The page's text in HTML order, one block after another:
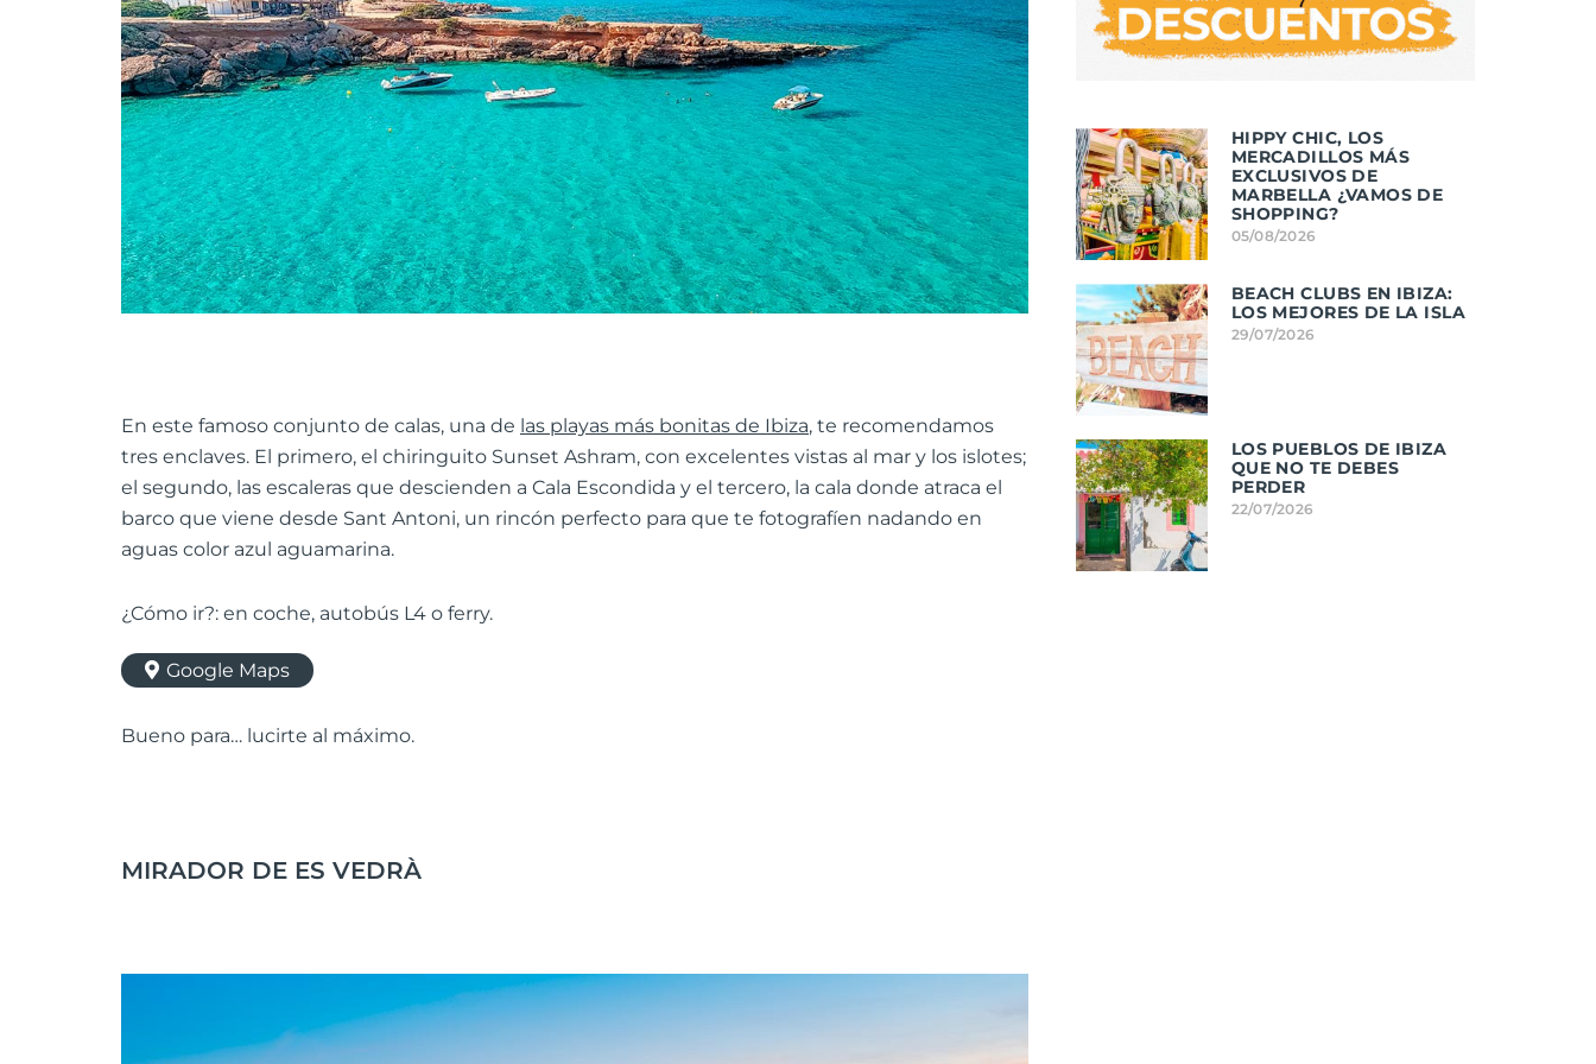
En este famoso conjunto de calas, una de las playas más bonitas de Ibiza, te recomendamos
tres enclaves. El primero, el chiringuito Sunset Ashram, con excelentes vistas al mar y los islotes;
el segundo, las escaleras que descienden a Cala Escondida y el tercero, la cala donde atraca el
barco que viene desde Sant Antoni, un rincón perfecto para que te fotografíen nadando en
aguas color azul aguamarina.
¿Cómo ir?: en coche, autobús L4 o ferry.
Google Maps
Bueno para… lucirte al máximo.
MIRADOR DE ES VEDRÀ
HIPPY CHIC, LOS
MERCADILLOS MÁS
EXCLUSIVOS DE
MARBELLA ¿VAMOS DE
SHOPPING?
05/08/2026
BEACH CLUBS EN IBIZA:
LOS MEJORES DE LA ISLA
29/07/2026
LOS PUEBLOS DE IBIZA
QUE NO TE DEBES
PERDER
22/07/2026